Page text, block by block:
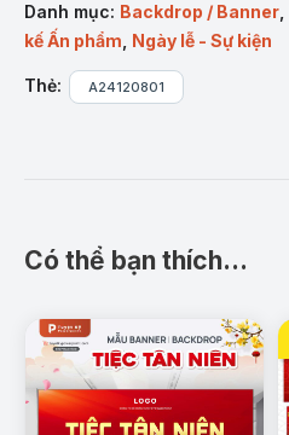
Danh mục: Backdrop / Banner
kế Ấn phẩm Ngày lễ - Sự kiện
Thẻ: A24120801
Có thể bạn thích…